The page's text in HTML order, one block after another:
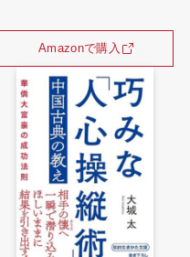
Amazonで購入